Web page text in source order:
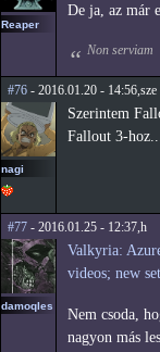
Reaper
De ja, az már
Non serviam
#76 - 2016.01.20 - 14:56,sze
nagi
Szerintem
Fallout 3-
#77 - 2016.01.25 - 12:37,h
damoqles
Valkyria:
videos; new
Nem csoda,
nagyon más